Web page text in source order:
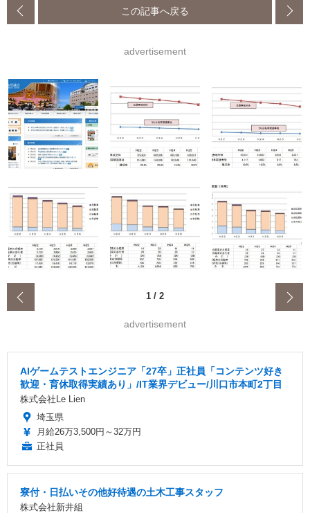
この記事へ戻る
advertisement
1 / 2
advertisement
AIゲームテストエンジニア「27卒」正社員「コンテンツ好き
歓迎・育休取得実績あり」/IT業界デビュー/川口市本町2丁目
株式会社Le Lien
埼玉県
月給26万3,500円～32万円
正社員
寮付・日払いその他好待遇の土木工事スタッフ
株式会社新井組